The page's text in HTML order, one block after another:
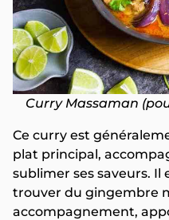
Curry Massaman
Ce curry est
plat principal,
sublimer ses saveurs.
trouver du gingembre
accompagnement,